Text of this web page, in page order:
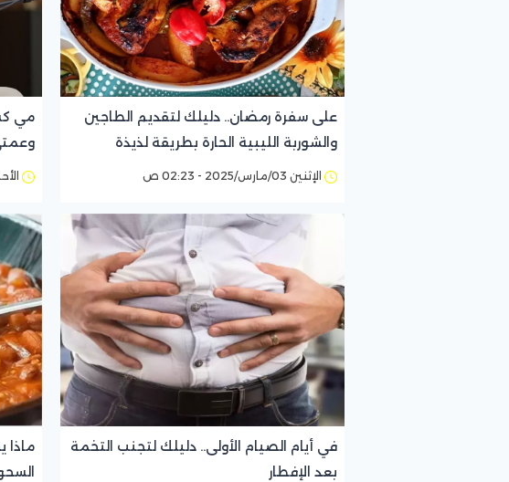
على سفرة رمضان.. دليلك لتقديم الطاجين
والشوربة الليبية الحارة بطريقة لذيذة
الإثنين 03/مارس/2025 - 02:23 ص
مي
لتصويرالأحد 02/مارس/
في أيام الصيام الأولى.. دليلك لتجنب التخمة
بعد الإفطار
ماذا